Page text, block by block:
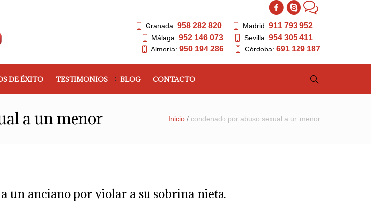
Granada: 958 282 820 Madrid: 911 793 952
Málaga: 952 146 073 Sevilla: 954 305 411
Almería: 950 194 286 Córdoba: 691 129 187
DE ÉXITO TESTIMONIOS BLOG CONTACTO
a un menor Inicio / condenado por abuso sexual a un menor
un anciano por violar a su sobrina nieta.